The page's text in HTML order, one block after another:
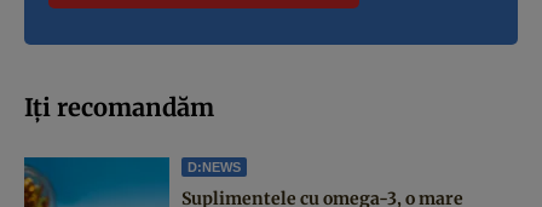
Iți recomandăm
D:NEWS
Suplimentele cu omega-3, o mare